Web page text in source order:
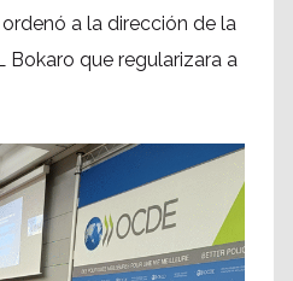
a la dirección de la
Bokaro que regularizara a